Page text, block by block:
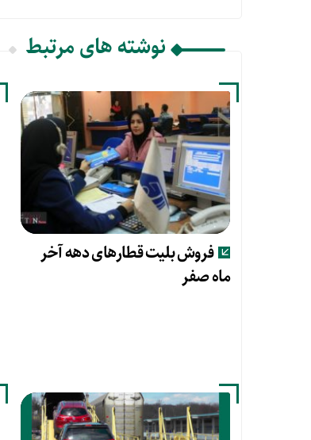
نوشته های مرتبط
فروش بلیت قطارهای دهه آخر
ماه صفر